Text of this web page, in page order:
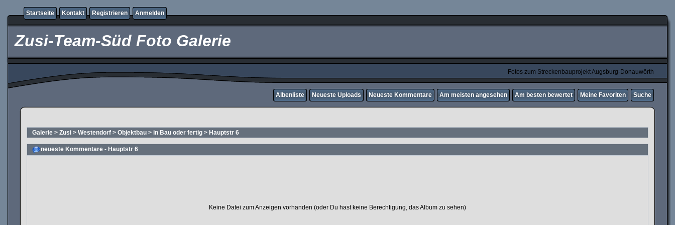
Startseite Kontakt Registrieren Anmelden
Zusi-Team-Süd Foto Galerie
Fotos zum Streckenbauprojekt Augsburg-Donauwörth
Albenliste Neueste Uploads Neueste Kommentare Am meisten angesehen Am besten bewertet Meine Favoriten Suche
Galerie > Zusi > Westendorf > Objektbau > in Bau oder fertig > Hauptstr 6
neueste Kommentare - Hauptstr 6
Keine Datei zum Anzeigen vorhanden (oder Du hast keine Berechtigung, das Album zu sehen)